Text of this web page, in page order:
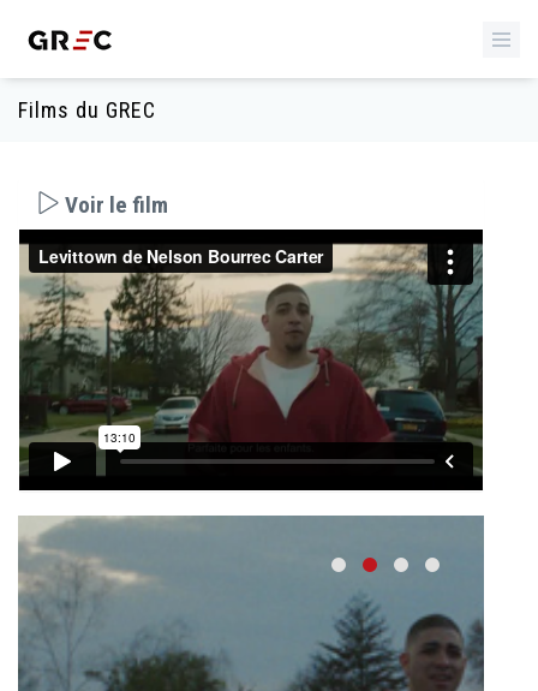
Films du GREC
Voir le film